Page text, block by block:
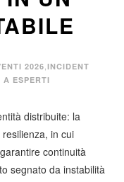
2026 INCIDENT
A ESPERTI
distribuite: la
in cui
continuità
segnato da instabilità